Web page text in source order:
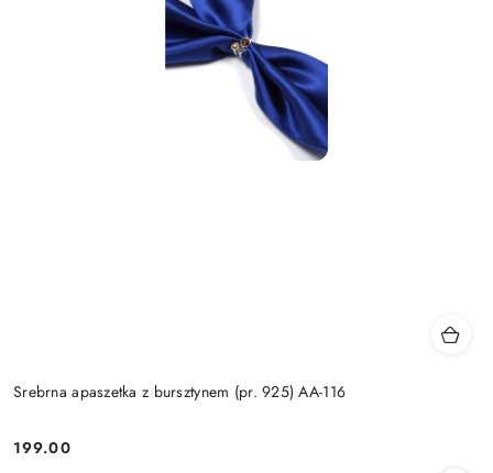
Srebrna apaszetka z bursztynem (pr. 925) AA-116
Cena:
199.00